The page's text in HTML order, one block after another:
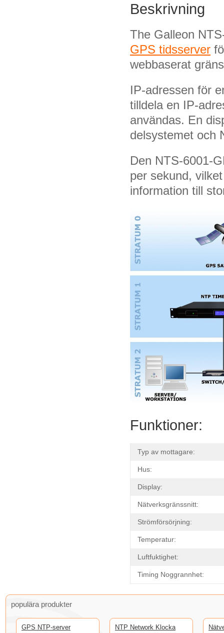
Beskrivning
The Galleon
GPS tidsserver
webbaserat
IP-adressen för
tilldela en IP-
användas. En
delsystemet och
Den NTS-6001-
per sekund,
information till
Funktioner:
Typ av mottagare:
Hus:
Display:
Nätverksgränssnitt:
Strömförsörjning:
Temperatur:
Luftfuktighet:
Timing Noggrannhet:
populära produkter
GPS NTP-server NTP Network Klocka